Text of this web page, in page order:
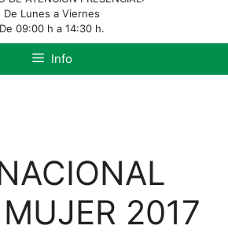
De Lunes a Viernes
De 09:00 h a 14:30 h.
Info
2017